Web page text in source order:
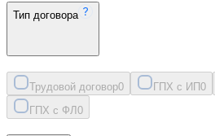
Тип договора
Трудовой договор0 ГПХ с ИП0
ГПХ с ФЛ 0